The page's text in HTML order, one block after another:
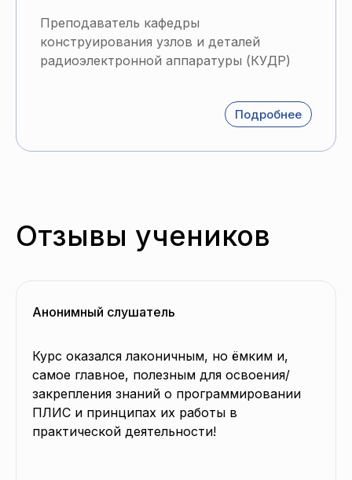
Преподаватель кафедры
конструирования узлов и деталей
радиоэлектронной аппаратуры (КУДР)
Подробнее
Отзывы учеников
Анонимный слушатель
Курс оказался лаконичным, но ёмким и,
самое главное, полезным для освоения/
закрепления знаний о программировании
ПЛИС и принципах их работы в
практической деятельности!